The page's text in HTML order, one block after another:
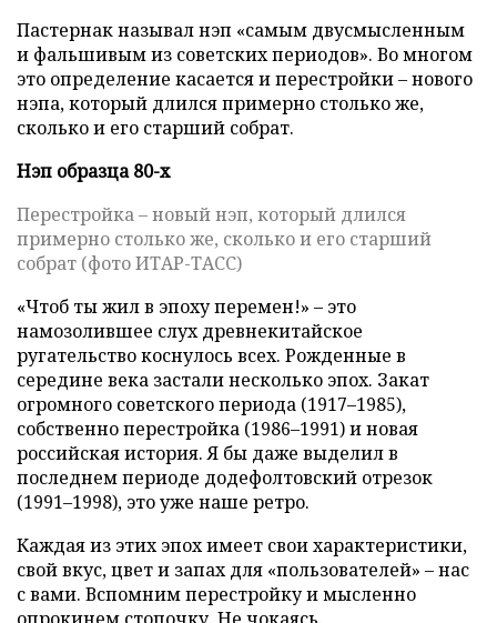
Пастернак называл нэп «самым двусмысленным
и фальшивым из советских периодов». Во многом
это определение касается и перестройки – нового
нэпа, который длился примерно столько же,
сколько и его старший собрат.
Нэп образца 80-х
Перестройка – новый нэп, который длился
примерно столько же, сколько и его старший
собрат (фото ИТАР-ТАСС)
«Чтоб ты жил в эпоху перемен!» – это
намозолившее слух древнекитайское
ругательство коснулось всех. Рожденные в
середине века застали несколько эпох. Закат
огромного советского периода (1917–1985),
собственно перестройка (1986–1991) и новая
российская история. Я бы даже выделил в
последнем периоде додефолтовский отрезок
(1991–1998), это уже наше ретро.
Каждая из этих эпох имеет свои характеристики,
свой вкус, цвет и запах для «пользователей» – нас
с вами. Вспомним перестройку и мысленно